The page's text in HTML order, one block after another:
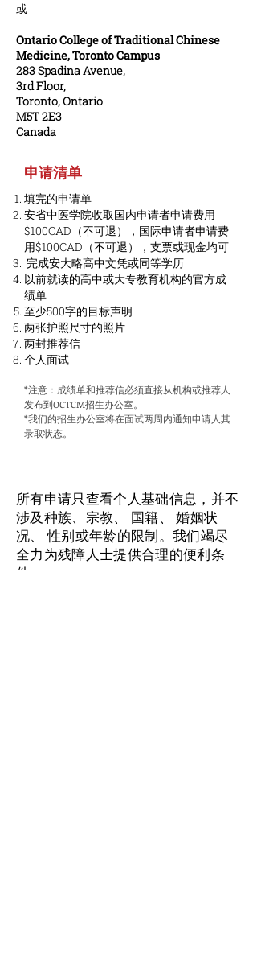
或
Ontario College of Traditional Chinese
Medicine, Toronto Campus
283 Spadina Avenue,
3rd Floor,
Toronto, Ontario
M5T 2E3
Canada
​申请清单
填完的申请单
安省中医学院收取国内申请者申请费用
$100CAD（不可退），国际申请者申请费
用$100CAD（不可退），支票或现金均可
完成安大略高中文凭或同等学历
以前就读的高中或大专教育机构的官方成
绩单
至少500字的目标声明
两张护照尺寸的照片
两封推荐信
个人面试
*注意：成绩单和推荐信必须直接从机构或推荐人
发布到OCTCM招生办公室。
*我们的招生办公室将在面试两周内通知申请人其
录取状态。
所有申请只查看个人基础信息，并不
涉及种族、宗教、 国籍、 婚姻状
况、 性别或年龄的限制。我们竭尽
全力为残障人士提供合理的便利条
件。